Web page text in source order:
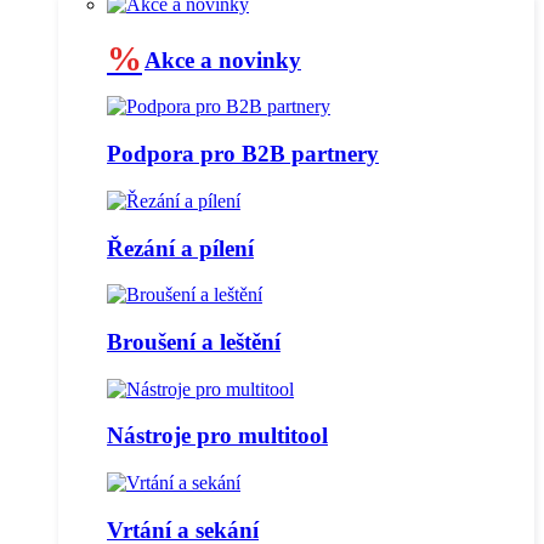
% Akce a novinky
Podpora pro B2B partnery
Řezání a pílení
Broušení a leštění
Nástroje pro multitool
Vrtání a sekání